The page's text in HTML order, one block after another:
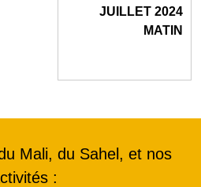
JUILLET 2024
MATIN
Mali, du Sahel, et nos
: